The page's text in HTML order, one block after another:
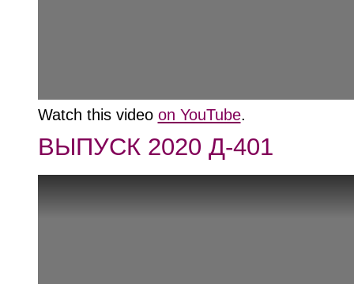
Watch this video on YouTube.
ВЫПУСК 2020 Д-401